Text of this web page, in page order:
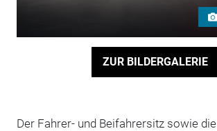
ZUR BILDERGALERIE
Der Fahrer- und Beifahrersitz sowie die